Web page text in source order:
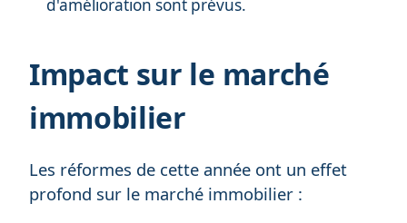
d'amélioration sont prévus.
Impact sur le marché
immobilier
Les réformes de cette année ont un effet
profond sur le marché immobilier :